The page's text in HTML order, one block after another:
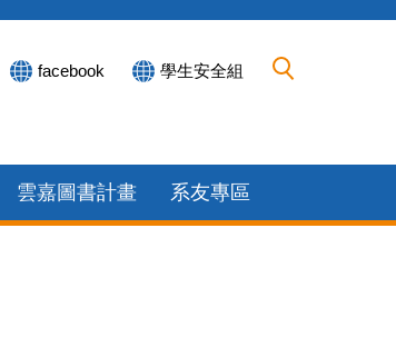
facebook 學生安全組
雲嘉圖書計畫 系友專區